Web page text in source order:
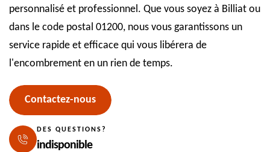
personnalisé et professionnel. Que vous soyez à Billiat ou
dans le code postal 01200, nous vous garantissons un
service rapide et efficace qui vous libérera de
l'encombrement en un rien de temps.
Contactez-nous
DES QUESTIONS?
indisponible